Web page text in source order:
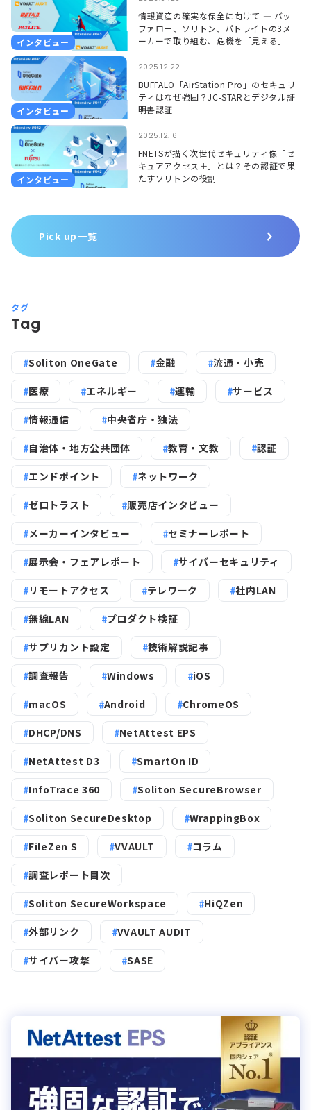
インタビュー
情報資産の確実な保全に向けて ― バッ
ファロー、ソリトン、パトライトの3メ
ーカーで取り組む、危機を「見える」
―
インタビュー
2025.12.22
BUFFALO「AirStation Pro」のセキュリ
ティはなぜ強固？JC-STARとデジタル証
明書認証
インタビュー
2025.12.16
FNETSが描く次世代セキュリティ像「セ
キュアアクセス＋」とは？その認証で果
たすソリトンの役割
Pick up一覧
タグ
Tag
Soliton OneGate 金融 流通・小売
医療 エネルギー 運輸 サービス
情報通信 中央省庁・独法
自治体・地方公共団体 教育・文教 認証
エンドポイント ネットワーク
ゼロトラスト 販売店インタビュー
メーカーインタビュー セミナーレポート
展示会・フェアレポート サイバーセキュリティ
リモートアクセス テレワーク 社内LAN
無線LAN プロダクト検証
サプリカント設定 技術解説記事
調査報告 Windows iOS
macOS Android ChromeOS
DHCP/DNS NetAttest EPS
NetAttest D3 SmartOn ID
InfoTrace 360 Soliton SecureBrowser
Soliton SecureDesktop WrappingBox
FileZen S VVAULT コラム
調査レポート目次
Soliton SecureWorkspace HiQZen
外部リンク VVAULT AUDIT
サイバー攻撃 SASE